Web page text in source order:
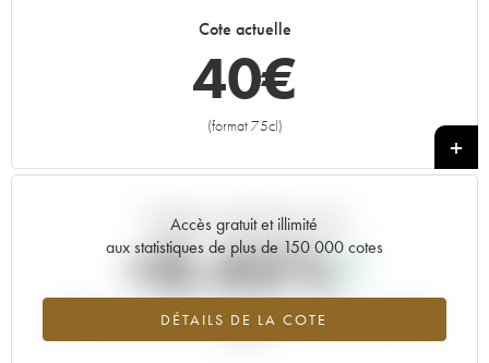
Cote actuelle
40€
(format 75cl)
+
Accès gratuit et illimité
aux statistiques de plus de 150 000 cotes
DÉTAILS DE LA COTE
Tendance actuelle de la cote
+0.45%
Tendance à la hausse du millésime 2016 en 2026 par rapport à